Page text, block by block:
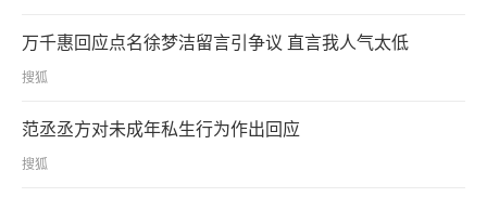
万千惠回应点名徐梦洁留言引争议 直言我人气太低
搜狐
范丞丞方对未成年私生行为作出回应
搜狐